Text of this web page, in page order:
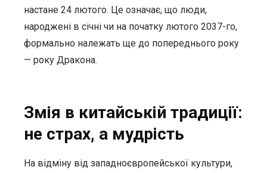
настане 24 лютого. Це означає, що люди,
народжені в січні чи на початку лютого 2037-го,
формально належать ще до попереднього року
— року Дракона.
Змія в китайській традиції:
не страх, а мудрість
На відміну від западноєвропейської культури,